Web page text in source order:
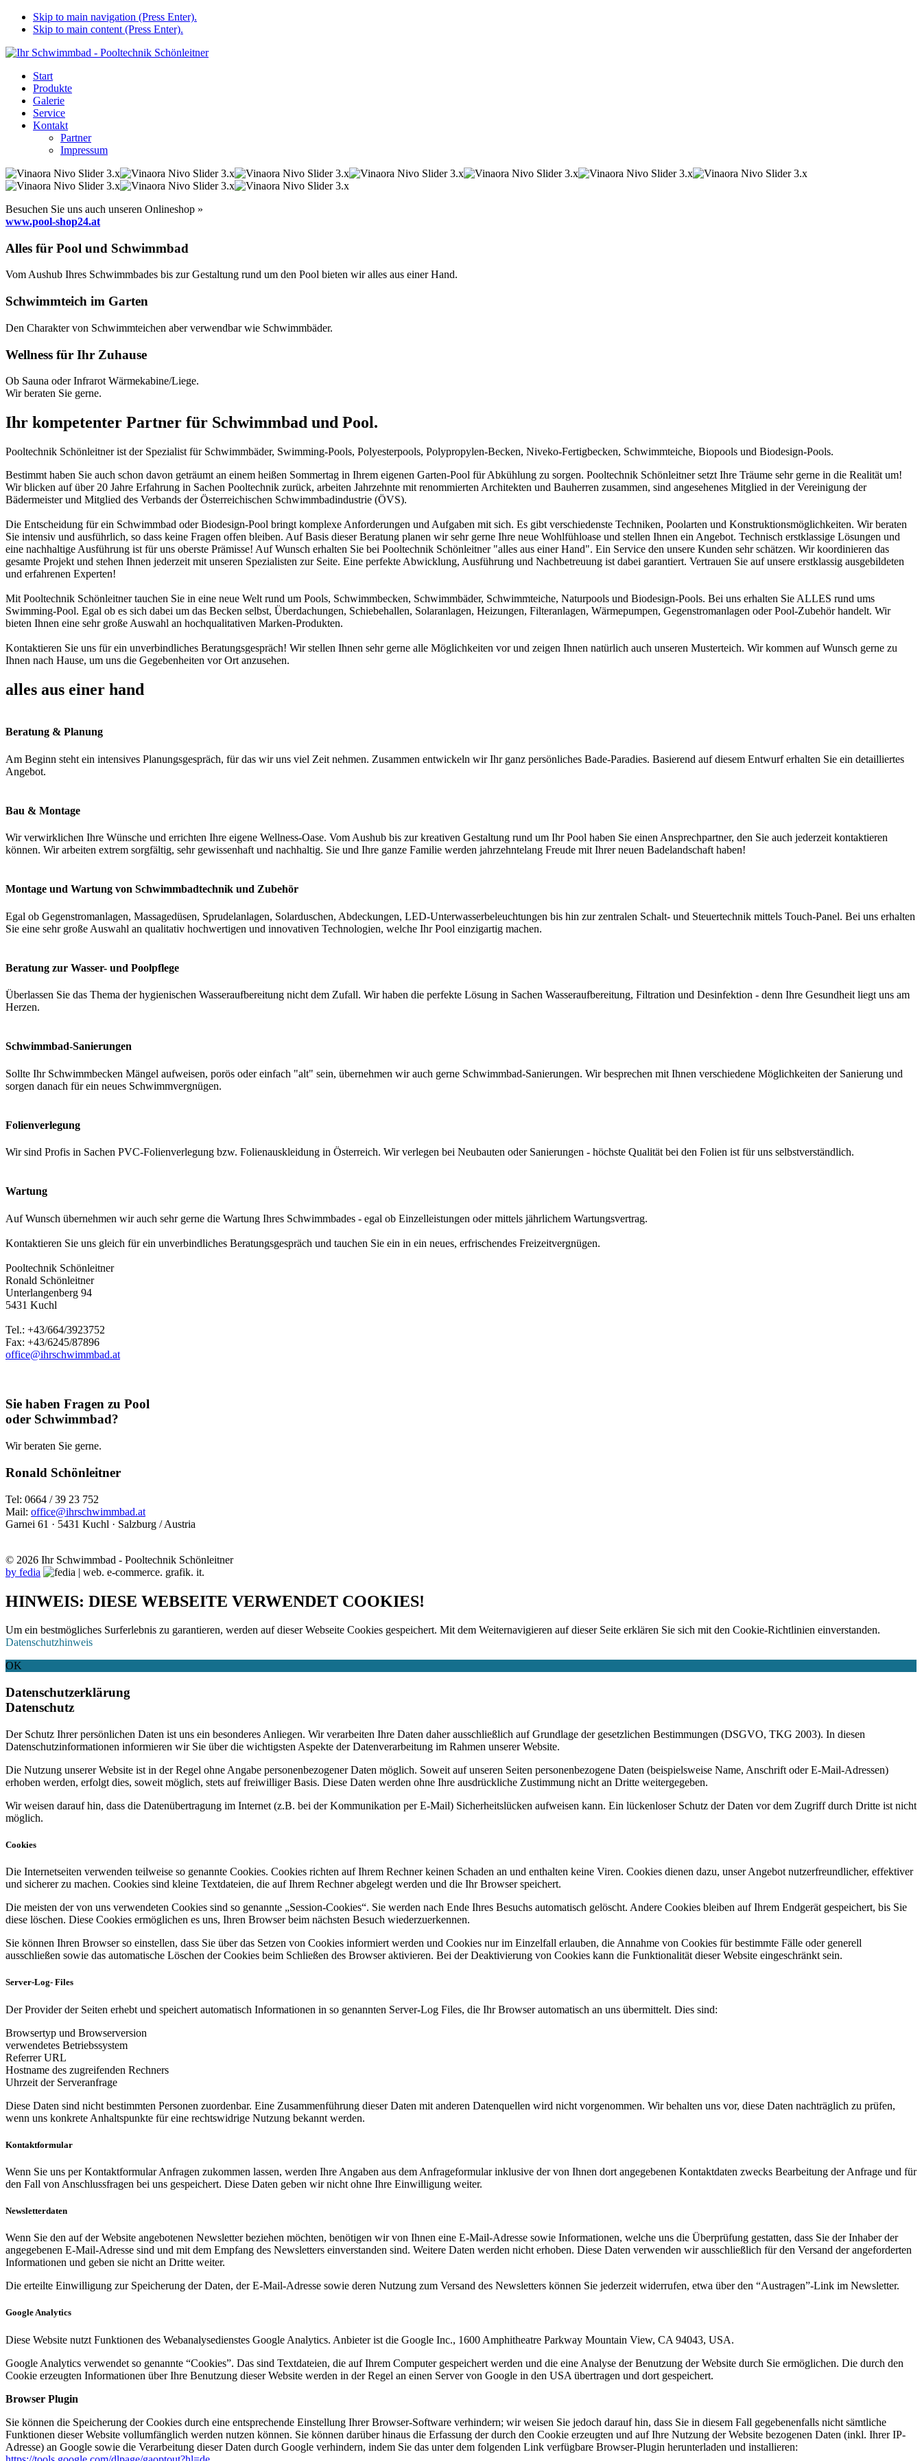
Skip to main navigation (Press Enter).
Skip to main content (Press Enter).
Start
Produkte
Galerie
Service
Kontakt
Partner
Impressum
Besuchen Sie uns auch unseren Onlineshop »
www.pool-shop24.at
Alles für Pool und Schwimmbad
Vom Aushub Ihres Schwimmbades bis zur Gestaltung rund um den Pool bieten wir alles aus einer Hand.
Schwimmteich im Garten
Den Charakter von Schwimmteichen aber verwendbar wie Schwimmbäder.
Wellness für Ihr Zuhause
Ob Sauna oder Infrarot Wärmekabine/Liege.
Wir beraten Sie gerne.
Ihr kompetenter Partner für Schwimmbad und Pool.
Pooltechnik Schönleitner ist der Spezialist für Schwimmbäder, Swimming-Pools, Polyesterpools, Polypropylen-Becken, Niveko-Fertigbecken, Schwimmteiche, Biopools und Biodesign-Pools.
Bestimmt haben Sie auch schon davon geträumt an einem heißen Sommertag in Ihrem eigenen Garten-Pool für Abkühlung zu sorgen. Pooltechnik Schönleitner setzt Ihre Träume sehr gerne in die Realität um!
Wir blicken auf über 20 Jahre Erfahrung in Sachen Pooltechnik zurück, arbeiten Jahrzehnte mit renommierten Architekten und Bauherren zusammen, sind angesehenes Mitglied in der Vereinigung der
Bädermeister und Mitglied des Verbands der Österreichischen Schwimmbadindustrie (ÖVS).
Die Entscheidung für ein Schwimmbad oder Biodesign-Pool bringt komplexe Anforderungen und Aufgaben mit sich. Es gibt verschiedenste Techniken, Poolarten und Konstruktionsmöglichkeiten. Wir beraten
Sie intensiv und ausführlich, so dass keine Fragen offen bleiben. Auf Basis dieser Beratung planen wir sehr gerne Ihre neue Wohlfühloase und stellen Ihnen ein Angebot. Technisch erstklassige Lösungen und
eine nachhaltige Ausführung ist für uns oberste Prämisse! Auf Wunsch erhalten Sie bei Pooltechnik Schönleitner "alles aus einer Hand". Ein Service den unsere Kunden sehr schätzen. Wir koordinieren das
gesamte Projekt und stehen Ihnen jederzeit mit unseren Spezialisten zur Seite. Eine perfekte Abwicklung, Ausführung und Nachbetreuung ist dabei garantiert. Vertrauen Sie auf unsere erstklassig ausgebildeten
und erfahrenen Experten!
Mit Pooltechnik Schönleitner tauchen Sie in eine neue Welt rund um Pools, Schwimmbecken, Schwimmbäder, Schwimmteiche, Naturpools und Biodesign-Pools. Bei uns erhalten Sie ALLES rund ums
Swimming-Pool. Egal ob es sich dabei um das Becken selbst, Überdachungen, Schiebehallen, Solaranlagen, Heizungen, Filteranlagen, Wärmepumpen, Gegenstromanlagen oder Pool-Zubehör handelt. Wir
bieten Ihnen eine sehr große Auswahl an hochqualitativen Marken-Produkten.
Kontaktieren Sie uns für ein unverbindliches Beratungsgespräch! Wir stellen Ihnen sehr gerne alle Möglichkeiten vor und zeigen Ihnen natürlich auch unseren Musterteich. Wir kommen auf Wunsch gerne zu
Ihnen nach Hause, um uns die Gegebenheiten vor Ort anzusehen.
alles aus einer hand
Beratung & Planung
Am Beginn steht ein intensives Planungsgespräch, für das wir uns viel Zeit nehmen. Zusammen entwickeln wir Ihr ganz persönliches Bade-Paradies. Basierend auf diesem Entwurf erhalten Sie ein detailliertes
Angebot.
Bau & Montage
Wir verwirklichen Ihre Wünsche und errichten Ihre eigene Wellness-Oase. Vom Aushub bis zur kreativen Gestaltung rund um Ihr Pool haben Sie einen Ansprechpartner, den Sie auch jederzeit kontaktieren
können. Wir arbeiten extrem sorgfältig, sehr gewissenhaft und nachhaltig. Sie und Ihre ganze Familie werden jahrzehntelang Freude mit Ihrer neuen Badelandschaft haben!
Montage und Wartung von Schwimmbadtechnik und Zubehör
Egal ob Gegenstromanlagen, Massagedüsen, Sprudelanlagen, Solarduschen, Abdeckungen, LED-Unterwasserbeleuchtungen bis hin zur zentralen Schalt- und Steuertechnik mittels Touch-Panel. Bei uns erhalten
Sie eine sehr große Auswahl an qualitativ hochwertigen und innovativen Technologien, welche Ihr Pool einzigartig machen.
Beratung zur Wasser- und Poolpflege
Überlassen Sie das Thema der hygienischen Wasseraufbereitung nicht dem Zufall. Wir haben die perfekte Lösung in Sachen Wasseraufbereitung, Filtration und Desinfektion - denn Ihre Gesundheit liegt uns am
Herzen.
Schwimmbad-Sanierungen
Sollte Ihr Schwimmbecken Mängel aufweisen, porös oder einfach "alt" sein, übernehmen wir auch gerne Schwimmbad-Sanierungen. Wir besprechen mit Ihnen verschiedene Möglichkeiten der Sanierung und
sorgen danach für ein neues Schwimmvergnügen.
Folienverlegung
Wir sind Profis in Sachen PVC-Folienverlegung bzw. Folienauskleidung in Österreich. Wir verlegen bei Neubauten oder Sanierungen - höchste Qualität bei den Folien ist für uns selbstverständlich.
Wartung
Auf Wunsch übernehmen wir auch sehr gerne die Wartung Ihres Schwimmbades - egal ob Einzelleistungen oder mittels jährlichem Wartungsvertrag.
Kontaktieren Sie uns gleich für ein unverbindliches Beratungsgespräch und tauchen Sie ein in ein neues, erfrischendes Freizeitvergnügen.
Pooltechnik Schönleitner
Ronald Schönleitner
Unterlangenberg 94
5431 Kuchl
Tel.: +43/664/3923752
Fax: +43/6245/87896
office@ihrschwimmbad.at
Sie haben Fragen zu Pool
oder Schwimmbad?
Wir beraten Sie gerne.
Ronald Schönleitner
Tel: 0664 / 39 23 752
Mail: office@ihrschwimmbad.at
Garnei 61 · 5431 Kuchl · Salzburg / Austria
© 2026 Ihr Schwimmbad - Pooltechnik Schönleitner
by fedia
HINWEIS: DIESE WEBSEITE VERWENDET COOKIES!
Um ein bestmögliches Surferlebnis zu garantieren, werden auf dieser Webseite Cookies gespeichert. Mit dem Weiternavigieren auf dieser Seite erklären Sie sich mit den Cookie-Richtlinien einverstanden.
Datenschutzhinweis
OK
Datenschutzerklärung
Datenschutz
Der Schutz Ihrer persönlichen Daten ist uns ein besonderes Anliegen. Wir verarbeiten Ihre Daten daher ausschließlich auf Grundlage der gesetzlichen Bestimmungen (DSGVO, TKG 2003). In diesen
Datenschutzinformationen informieren wir Sie über die wichtigsten Aspekte der Datenverarbeitung im Rahmen unserer Website.
Die Nutzung unserer Website ist in der Regel ohne Angabe personenbezogener Daten möglich. Soweit auf unseren Seiten personenbezogene Daten (beispielsweise Name, Anschrift oder E-Mail-Adressen)
erhoben werden, erfolgt dies, soweit möglich, stets auf freiwilliger Basis. Diese Daten werden ohne Ihre ausdrückliche Zustimmung nicht an Dritte weitergegeben.
Wir weisen darauf hin, dass die Datenübertragung im Internet (z.B. bei der Kommunikation per E-Mail) Sicherheitslücken aufweisen kann. Ein lückenloser Schutz der Daten vor dem Zugriff durch Dritte ist nicht
möglich.
Cookies
Die Internetseiten verwenden teilweise so genannte Cookies. Cookies richten auf Ihrem Rechner keinen Schaden an und enthalten keine Viren. Cookies dienen dazu, unser Angebot nutzerfreundlicher, effektiver
und sicherer zu machen. Cookies sind kleine Textdateien, die auf Ihrem Rechner abgelegt werden und die Ihr Browser speichert.
Die meisten der von uns verwendeten Cookies sind so genannte „Session-Cookies“. Sie werden nach Ende Ihres Besuchs automatisch gelöscht. Andere Cookies bleiben auf Ihrem Endgerät gespeichert, bis Sie
diese löschen. Diese Cookies ermöglichen es uns, Ihren Browser beim nächsten Besuch wiederzuerkennen.
Sie können Ihren Browser so einstellen, dass Sie über das Setzen von Cookies informiert werden und Cookies nur im Einzelfall erlauben, die Annahme von Cookies für bestimmte Fälle oder generell
ausschließen sowie das automatische Löschen der Cookies beim Schließen des Browser aktivieren. Bei der Deaktivierung von Cookies kann die Funktionalität dieser Website eingeschränkt sein.
Server-Log- Files
Der Provider der Seiten erhebt und speichert automatisch Informationen in so genannten Server-Log Files, die Ihr Browser automatisch an uns übermittelt. Dies sind:
Browsertyp und Browserversion
verwendetes Betriebssystem
Referrer URL
Hostname des zugreifenden Rechners
Uhrzeit der Serveranfrage
Diese Daten sind nicht bestimmten Personen zuordenbar. Eine Zusammenführung dieser Daten mit anderen Datenquellen wird nicht vorgenommen. Wir behalten uns vor, diese Daten nachträglich zu prüfen,
wenn uns konkrete Anhaltspunkte für eine rechtswidrige Nutzung bekannt werden.
Kontaktformular
Wenn Sie uns per Kontaktformular Anfragen zukommen lassen, werden Ihre Angaben aus dem Anfrageformular inklusive der von Ihnen dort angegebenen Kontaktdaten zwecks Bearbeitung der Anfrage und für
den Fall von Anschlussfragen bei uns gespeichert. Diese Daten geben wir nicht ohne Ihre Einwilligung weiter.
Newsletterdaten
Wenn Sie den auf der Website angebotenen Newsletter beziehen möchten, benötigen wir von Ihnen eine E-Mail-Adresse sowie Informationen, welche uns die Überprüfung gestatten, dass Sie der Inhaber der
angegebenen E-Mail-Adresse sind und mit dem Empfang des Newsletters einverstanden sind. Weitere Daten werden nicht erhoben. Diese Daten verwenden wir ausschließlich für den Versand der angeforderten
Informationen und geben sie nicht an Dritte weiter.
Die erteilte Einwilligung zur Speicherung der Daten, der E-Mail-Adresse sowie deren Nutzung zum Versand des Newsletters können Sie jederzeit widerrufen, etwa über den “Austragen”-Link im Newsletter.
Google Analytics
Diese Website nutzt Funktionen des Webanalysedienstes Google Analytics. Anbieter ist die Google Inc., 1600 Amphitheatre Parkway Mountain View, CA 94043, USA.
Google Analytics verwendet so genannte “Cookies”. Das sind Textdateien, die auf Ihrem Computer gespeichert werden und die eine Analyse der Benutzung der Website durch Sie ermöglichen. Die durch den
Cookie erzeugten Informationen über Ihre Benutzung dieser Website werden in der Regel an einen Server von Google in den USA übertragen und dort gespeichert.
Browser Plugin
Sie können die Speicherung der Cookies durch eine entsprechende Einstellung Ihrer Browser-Software verhindern; wir weisen Sie jedoch darauf hin, dass Sie in diesem Fall gegebenenfalls nicht sämtliche
Funktionen dieser Website vollumfänglich werden nutzen können. Sie können darüber hinaus die Erfassung der durch den Cookie erzeugten und auf Ihre Nutzung der Website bezogenen Daten (inkl. Ihrer IP-
Adresse) an Google sowie die Verarbeitung dieser Daten durch Google verhindern, indem Sie das unter dem folgenden Link verfügbare Browser-Plugin herunterladen und installieren: